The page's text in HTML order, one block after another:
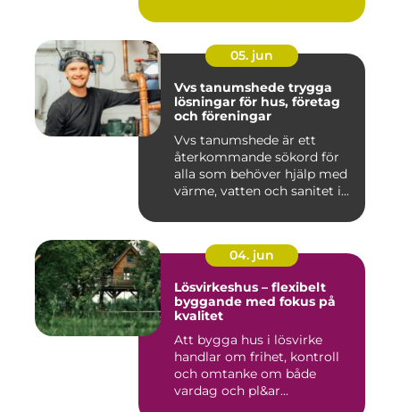
05. jun
Vvs tanumshede trygga
lösningar för hus, företag
och föreningar
Vvs tanumshede är ett
återkommande sökord för
alla som behöver hjälp med
värme, vatten och sanitet i...
04. jun
Lösvirkeshus – flexibelt
byggande med fokus på
kvalitet
Att bygga hus i lösvirke
handlar om frihet, kontroll
och omtanke om både
vardag och pl&ar...